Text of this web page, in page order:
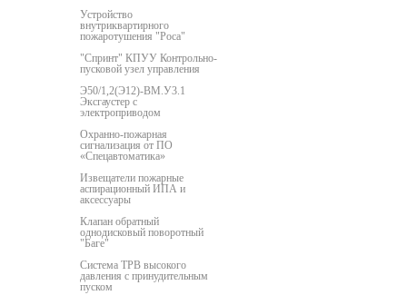
Устройство
внутриквартирного
пожаротушения "Роса"
"Спринт" КПУУ Контрольно-
пусковой узел управления
Э50/1,2(Э12)-ВМ.У3.1
Эксгаустер с
электроприводом
Охранно-пожарная
сигнализация от ПО
«Спецавтоматика»
Извещатели пожарные
аспирационный ИПА и
аксессуары
Клапан обратный
однодисковый поворотный
"Баге"
Система ТРВ высокого
давления с принудительным
пуском